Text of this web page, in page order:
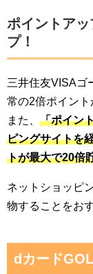
ポイントア
プ！
三井住友VISAゴ
常の2倍ポイント
また、 「ポイン
ピングサイトを
トが最大で20倍
ネットショッピ
物することをお
dカード